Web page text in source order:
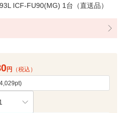
ICF-FU90(MG) 1台（直送品）
円 （税込）